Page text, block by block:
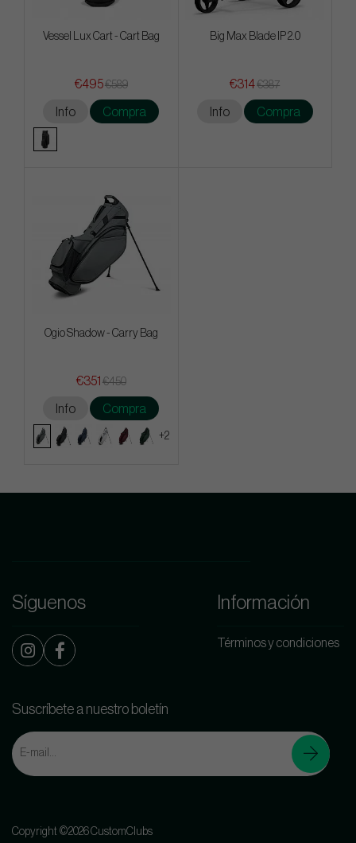
Vessel Lux Cart - Cart Bag
€495€589
Info Compra
Big Max Blade IP 2.0
€314€387
Info Compra
Ogio Shadow - Carry Bag
€351 €450
Info Compra
+2
Síguenos Información
Términos y condiciones
Suscríbete a nuestro boletín
Copyright ©2026 CustomClubs